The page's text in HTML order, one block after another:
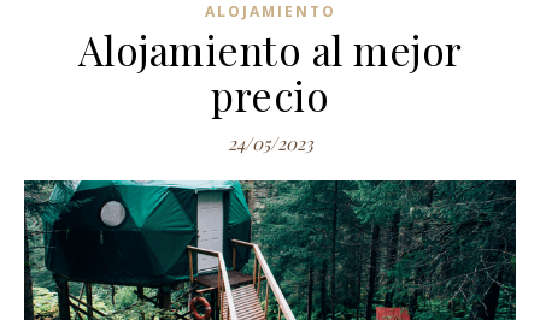
ALOJAMIENTO
Alojamiento al mejor
precio
24/05/2023